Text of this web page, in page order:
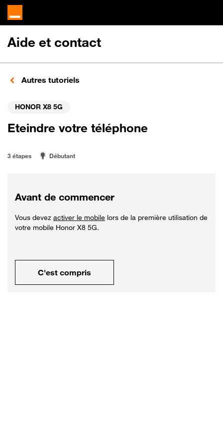
Aide et contact
Autres tutoriels
HONOR X8 5G
Eteindre votre téléphone
3 étapes Débutant
Avant de commencer
Vous devez activer le mobile lors de la première utilisation de
votre mobile Honor X8 5G.
C'est compris